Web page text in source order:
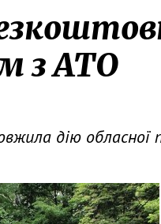
з АТО
дію